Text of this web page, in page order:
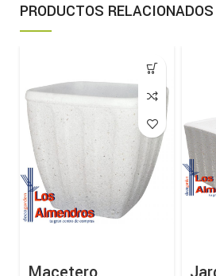
PRODUCTOS RELACIONADOS